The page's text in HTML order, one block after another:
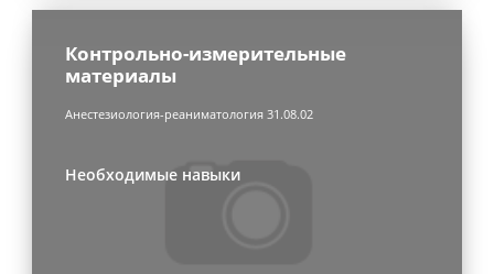
Контрольно-измерительные
материалы
Анестезиология-реаниматология 31.08.02
Необходимые навыки